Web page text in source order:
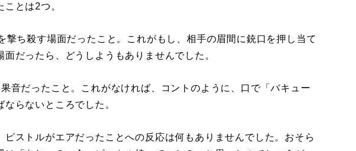
とは2つ。
ち殺す場面だったこと。これがもし、相手の眉間に銃口を押し当て
だったら、どうしようもありませんでした。
音だったこと。これがなければ、コントのように、口で「バキュー
らないところでした。
ストルがエアだったことへの反応は何もありませんでした。おそら